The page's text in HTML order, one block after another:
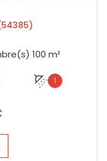
Maison 5 pièce(s) 3 chambre(s) 100 m²
1